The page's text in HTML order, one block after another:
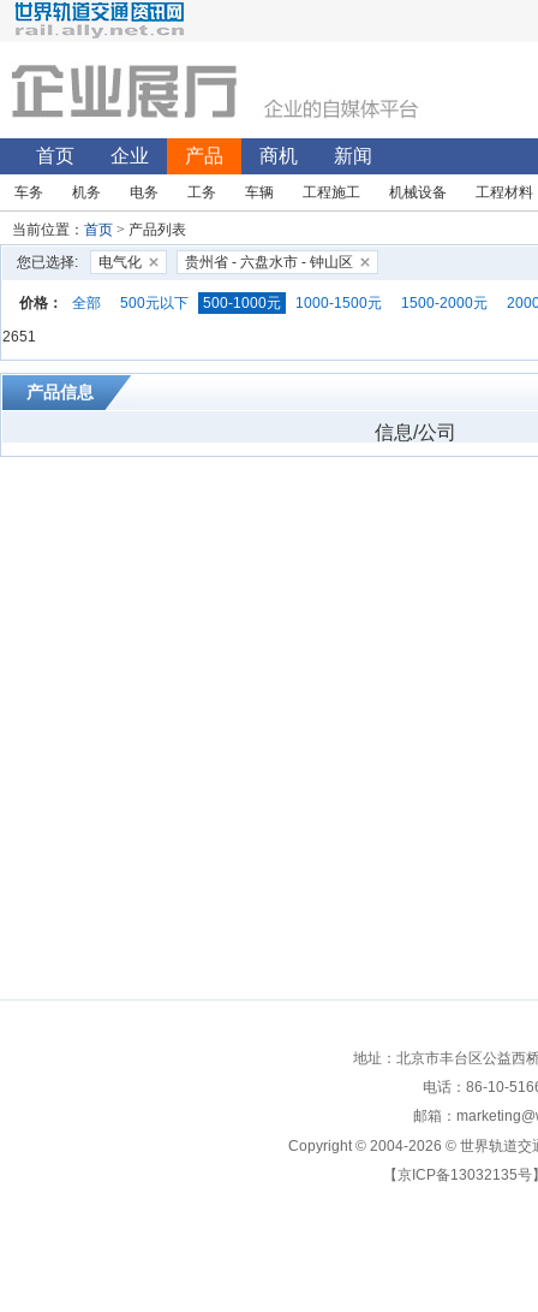
首页 企业 产品 商机 新闻
车务 机务 电务 工务 车辆 工程施工 机械设备 工程材料
当前位置： 首页 > 产品列表
您已选择:
电气化 贵州省 - 六盘水市 - 钟山区
价格： 全部 500元以下 500-1000元 1000-1500元 1500-2000元
2651
产品信息
信息/公司
地址：北京市丰台区公益西
电话：86-10-
邮箱：
Copyright © 2004-2026 © 世界轨道交
【京ICP备13032135